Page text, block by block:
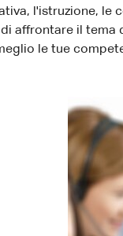
l'istruzione, le
affrontare il tema
le tue